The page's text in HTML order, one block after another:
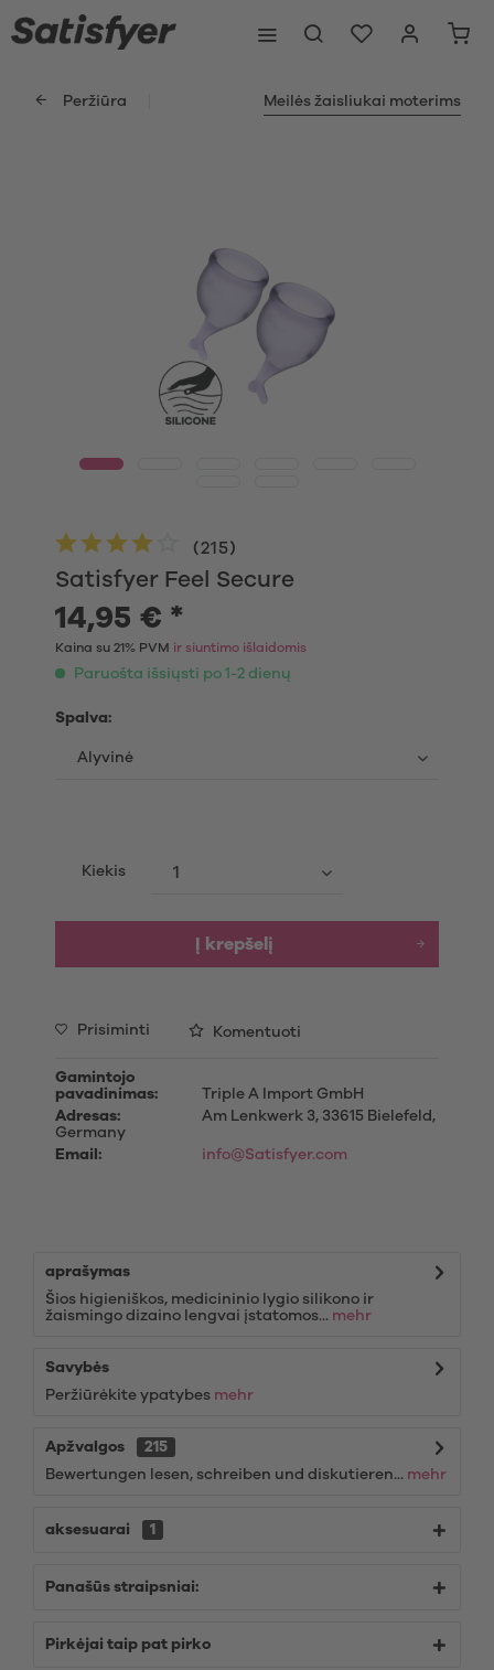
Peržiūra Meilės žaisliukai moterims
Satisfyer Feel Secure
(215)
14,95 € *
Kaina su 21% PVM ir siuntimo išlaidomis
Paruošta išsiųsti po 1-2 dienų
Spalva:
Kiekis
Į krepšelį
Prisiminti Komentuoti
Gamintojo
pavadinimas:
Triple A Import GmbH
Adresas:
Am Lenkwerk 3, 33615 Bielefeld,
Germany
Email:
info@Satisfyer.com
aprašymas
Šios higieniškos, medicininio lygio silikono ir
žaismingo dizaino lengvai įstatomos... mehr
Savybės
Peržiūrėkite ypatybes mehr
Apžvalgos
215
Bewertungen lesen, schreiben und diskutieren... mehr
aksesuarai 1
Panašūs straipsniai:
Pirkėjai taip pat pirko